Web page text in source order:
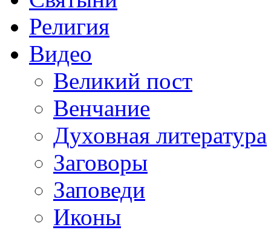
Религия
Видео
Великий пост
Венчание
Духовная литература
Заговоры
Заповеди
Иконы